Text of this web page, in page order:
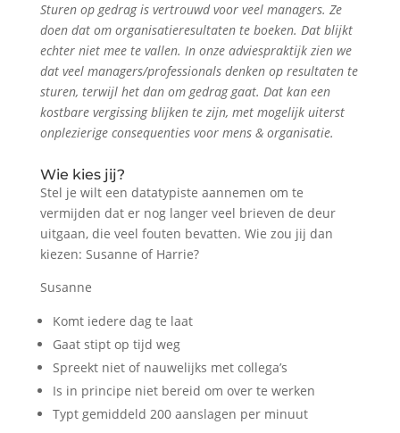
Sturen op gedrag is vertrouwd voor veel managers. Ze
doen dat om organisatieresultaten te boeken. Dat blijkt
echter niet mee te vallen. In onze adviespraktijk zien we
dat veel managers/professionals denken op resultaten te
sturen, terwijl het dan om gedrag gaat. Dat kan een
kostbare vergissing blijken te zijn, met mogelijk uiterst
onplezierige consequenties voor mens & organisatie.
Wie kies jij?
Stel je wilt een datatypiste aannemen om te
vermijden dat er nog langer veel brieven de deur
uitgaan, die veel fouten bevatten. Wie zou jij dan
kiezen: Susanne of Harrie?
Susanne
Komt iedere dag te laat
Gaat stipt op tijd weg
Spreekt niet of nauwelijks met collega’s
Is in principe niet bereid om over te werken
Typt gemiddeld 200 aanslagen per minuut